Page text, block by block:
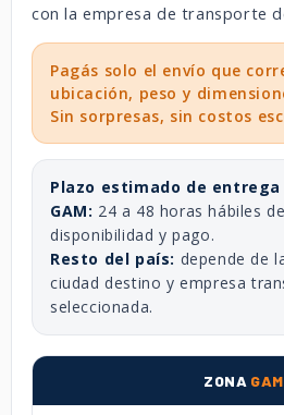
con la empresa de transporte
Pagás solo el envío que
ubicación, peso y
Sin sorpresas, sin costos
Plazo estimado de entrega
GAM: 24 a 48 horas hábiles
disponibilidad y pago.
Resto del país: depende de
ciudad destino y empresa
seleccionada.
ZONA GAM